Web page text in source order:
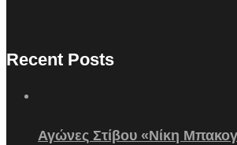
Recent Posts
Αγώνες Στίβου «Νίκη